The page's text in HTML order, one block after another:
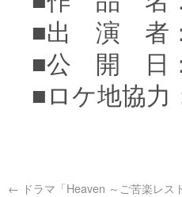
■出 演 者
■公 開 日：
■ロケ地協
← ドラマ「Heaven ～ご苦楽レス